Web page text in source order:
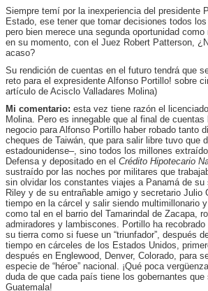
Siempre temí por la inexperiencia del presidente
Estado, ese tener que tomar decisiones todos
pero bien merece una segunda oportunidad
en su momento, con el Juez Robert Patterson,
acaso?
Su rendición de cuentas en el futuro tendrá que
reto para el expresidente Alfonso Portillo! sobre
artículo de Acisclo Valladares Molina)
Mi comentario: esta vez tiene razón el
Molina. Pero es innegable que al final de
negocio para Alfonso Portillo haber robado tanto
cheques de Taiwán, que para salir libre tuvo que
estadounidense–, sino todos los millones
Defensa y depositado en el Crédito Hipotecario
sustraído por las noches por militares que
sin olvidar los constantes viajes a Panamá de su
Riley y de su entrañable amigo y secretario Julio
tiempo en la cárcel y salir siendo multimillonario
como tal en el barrio del Tamarindal de Zacapa,
admiradores y lambiscones. Portillo ha
su tierra como si fuese un “triunfador”, después
tiempo en cárceles de los Estados Unidos,
después en Englewood, Denver, Colorado, para
especie de “héroe” nacional. ¡Qué poca
duda de que cada país tiene los gobernantes que
Guatemala!